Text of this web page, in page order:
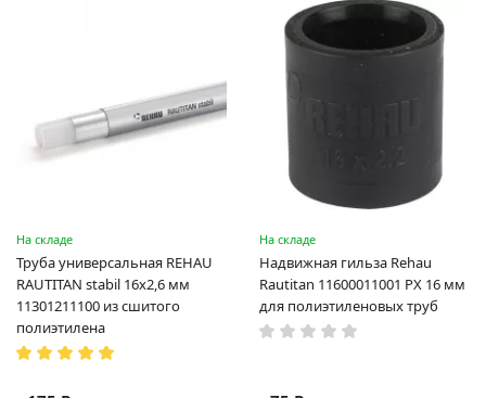
На складе
Труба универсальная REHAU
RAUTITAN stabil 16х2,6 мм
11301211100 из сшитого
полиэтилена
На складе
Надвижная гильза Rehau
Rautitan 11600011001 PX 16 мм
для полиэтиленовых труб